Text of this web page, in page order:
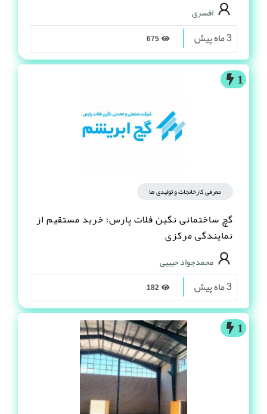
افسری
3 ماه پیش
1
معرفی کارخانجات و تولیدی ها
گچ ساختمانی نگین فلات پارس؛ خرید مستقیم از
نمایندگی مرکزی
محمدجواد حبیبی
3 ماه پیش
1